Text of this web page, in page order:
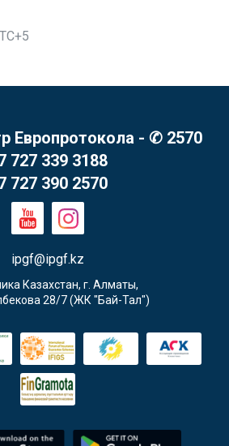
Европротокола - ✆ 2570
727 339 3188
727 390 2570
ipgf@ipgf.kz
Казахстан, г. Алматы,
28/7 (ЖК "Бай-Тал")